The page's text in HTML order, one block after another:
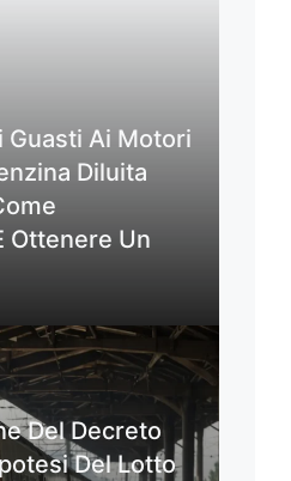
Guasti Ai Motori
Diluita
Ottenere Un
Del Decreto
Del Lotto